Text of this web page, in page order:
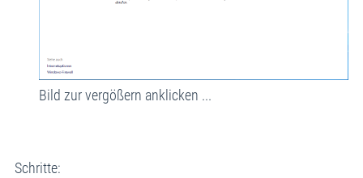
Bild zur vergößern anklicken ...
Schritte: